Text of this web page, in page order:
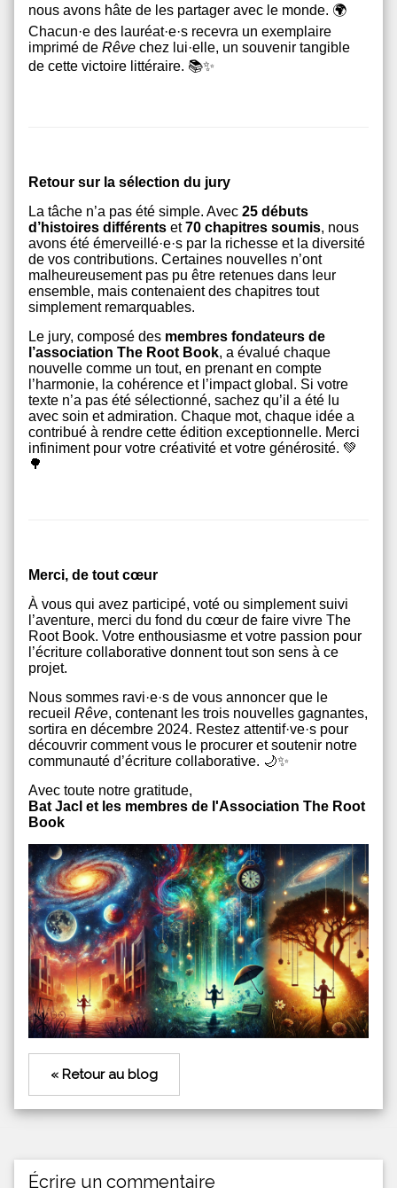
nous avons hâte de les partager avec le monde. 🌍
Chacun·e des lauréat·e·s recevra un exemplaire
imprimé de Rêve chez lui·elle, un souvenir tangible
de cette victoire littéraire. 📚✨
Retour sur la sélection du jury
La tâche n’a pas été simple. Avec 25 débuts
d’histoires différents et70 chapitres soumis, nous
avons été émerveillé·e·s par la richesse et la diversité
de vos contributions. Certaines nouvelles n’ont
malheureusement pas pu être retenues dans leur
ensemble, mais contenaient des chapitres tout
simplement remarquables.
Le jury, composé des membres fondateurs de
l’association The Root Book, a évalué chaque
nouvelle comme un tout, en prenant en compte
l’harmonie, la cohérence et l’impact global. Si votre
texte n’a pas été sélectionné, sachez qu’il a été lu
avec soin et admiration. Chaque mot, chaque idée a
contribué à rendre cette édition exceptionnelle. Merci
infiniment pour votre créativité et votre générosité. 💚
🌳
Merci, de tout cœur
À vous qui avez participé, voté ou simplement suivi
l’aventure, merci du fond du cœur de faire vivre The
Root Book. Votre enthousiasme et votre passion pour
l’écriture collaborative donnent tout son sens à ce
projet.
Nous sommes ravi·e·s de vous annoncer que le
recueil Rêve, contenant les trois nouvelles gagnantes,
sortira en décembre 2024. Restez attentif·ve·s pour
découvrir comment vous le procurer et soutenir notre
communauté d’écriture collaborative. 🌙✨
Avec toute notre gratitude,
Bat Jacl et les membres de l'Association The Root
Book
« Retour au blog
Écrire un commentaire